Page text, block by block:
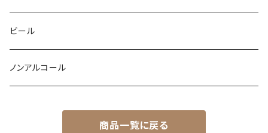
ビール
ノンアルコール
商品一覧に戻る